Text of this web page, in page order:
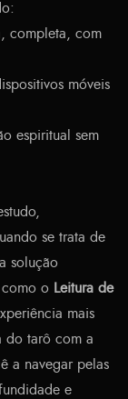
completa, com
móveis
espiritual sem
se trata de
solução
como o Leitura de
mais
do tarô com a
a navegar pelas
e